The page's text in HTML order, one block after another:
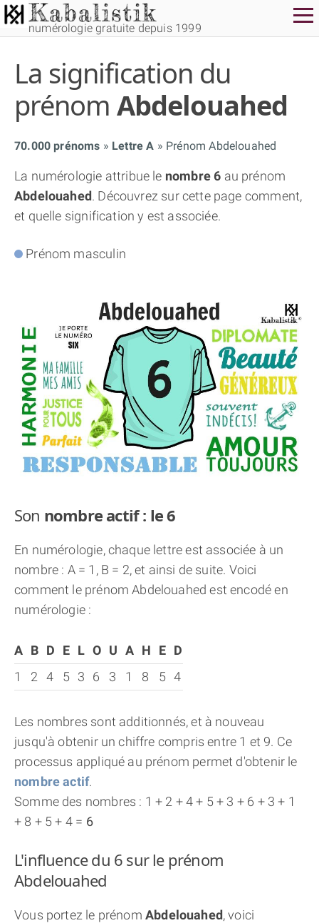
numérologie gratuite depuis 1999
La signification du
prénom Abdelouahed
70.000 prénoms Lettre A Prénom Abdelouahed
La numérologie attribue le nombre 6 au prénom
Abdelouahed. Découvrez sur cette page comment,
et quelle signification y est associée.
Prénom masculin
Son nombre actif : le 6
En numérologie, chaque lettre est associée à un
nombre : A = 1, B = 2, et ainsi de suite. Voici
comment le prénom Abdelouahed est encodé en
numérologie :
A B D E L O U A H E D
1
2 4 5 3 6 3 1 8 5 4
Les nombres sont additionnés, et à nouveau
jusqu'à obtenir un chiffre compris entre 1 et 9. Ce
processus appliqué au prénom permet d'obtenir le
nombre actif.
Somme des nombres : 1 + 2 + 4 + 5 + 3 + 6 + 3 + 1
+ 8 + 5 + 4 = 6
L'influence du 6 sur le prénom
Abdelouahed
Vous portez le prénom Abdelouahed, voici
THÈME GRATUIT
THÈME NUMÉROLOGIQUE APPROFONDI
THÈME TEMPOREL
THÈME « DOUBLE JE »
APPRENDRE LA NUMÉROLOGIE
EXPLORER LA NUMÉROLOGIE
70.000 PRÉNOMS
(À PROPOS)